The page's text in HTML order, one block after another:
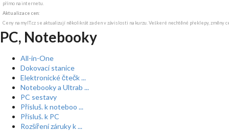
přímo na internetu.
Aktualizace cen:
Ceny na myIT.cz se aktualizují několikrát za den v závislosti na kurzu. Veškeré nechtěné překlepy, změny
PC, Notebooky
All-in-One
Dokovací stanice
Elektronické čtečk ...
Notebooky a Ultrab ...
PC sestavy
Přísluš. k noteboo ...
Přísluš. k PC
Rozšíření záruky k ...